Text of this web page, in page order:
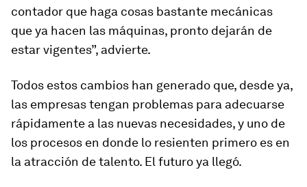
contador que haga cosas bastante mecánicas
que ya hacen las máquinas, pronto dejarán de
estar vigentes”, advierte.
Todos estos cambios han generado que, desde ya,
las empresas tengan problemas para adecuarse
rápidamente a las nuevas necesidades, y uno de
los procesos en donde lo resienten primero es en
la atracción de talento. El futuro ya llegó.